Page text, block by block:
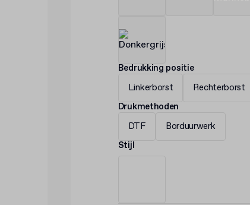
Bedrukking positie
Linkerborst
Rechterborst
Drukmethoden
DTF
Borduurwerk
Stijl